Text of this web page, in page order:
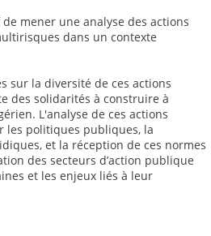
mener une analyse des actions
dans un contexte
sur la diversité de ces actions
des solidarités à construire à
L'analyse de ces actions
politiques publiques, la
et la réception de ces normes
des secteurs d’action publique
et les enjeux liés à leur